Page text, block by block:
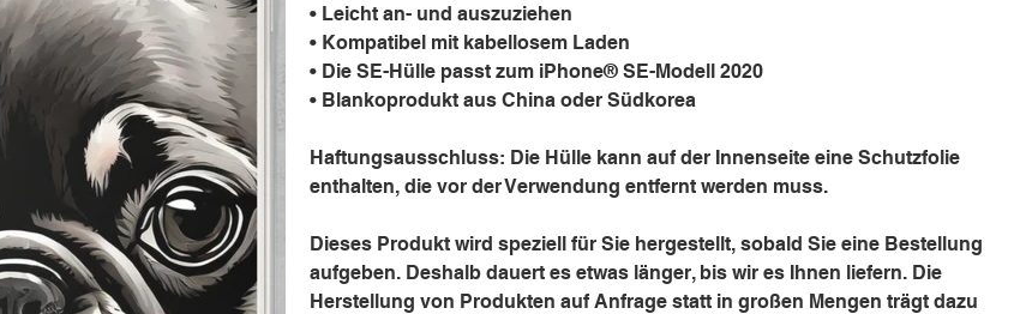
• Leicht an- und auszuziehen
• Kompatibel mit kabellosem Laden
• Die SE-Hülle passt zum iPhone® SE-Modell 2020
• Blankoprodukt aus China oder Südkorea
Haftungsausschluss: Die Hülle kann auf der Innenseite eine Schutzfolie
enthalten, die vor der Verwendung entfernt werden muss.
Dieses Produkt wird speziell für Sie hergestellt, sobald Sie eine Bestellung
aufgeben. Deshalb dauert es etwas länger, bis wir es Ihnen liefern. Die
Herstellung von Produkten auf Anfrage statt in großen Mengen trägt dazu